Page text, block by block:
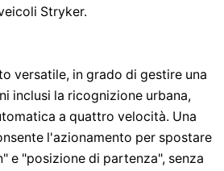
Stryker.
versatile, in grado di gestire una
inclusi la ricognizione urbana,
a quattro velocità. Una
l'azionamento per spostare
e "posizione di partenza", senza